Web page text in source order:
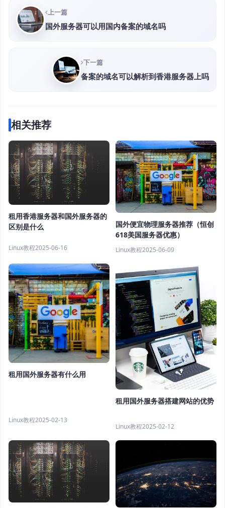
上一篇
国外服务器可以用国内备案的域名吗
下一篇
备案的域名可以解析到香港服务器上吗
相关推荐
租用香港服务器和国外服务器的
区别是什么
Linux教程2025-06-16
国外便宜物理服务器推荐（恒创
618美国服务器优惠）
Linux教程2025-06-09
租用国外服务器有什么用
Linux教程2025-02-13
租用国外服务器搭建网站的优势
Linux教程2025-02-12